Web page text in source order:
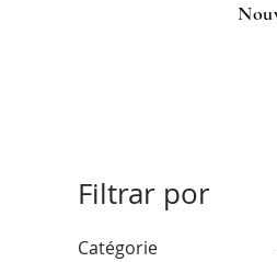
Filtrar por
Catégorie